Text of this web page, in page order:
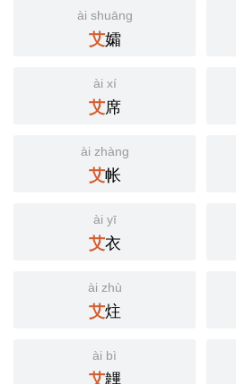
ài shuāng
艾孀
ài xí
艾席
ài zhàng
艾帐
ài yī
艾衣
ài zhù
艾炷
ài bì
艾韠